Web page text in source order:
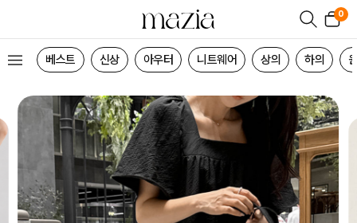
0
베스트 신상 아우터 니트웨어 상의 하의